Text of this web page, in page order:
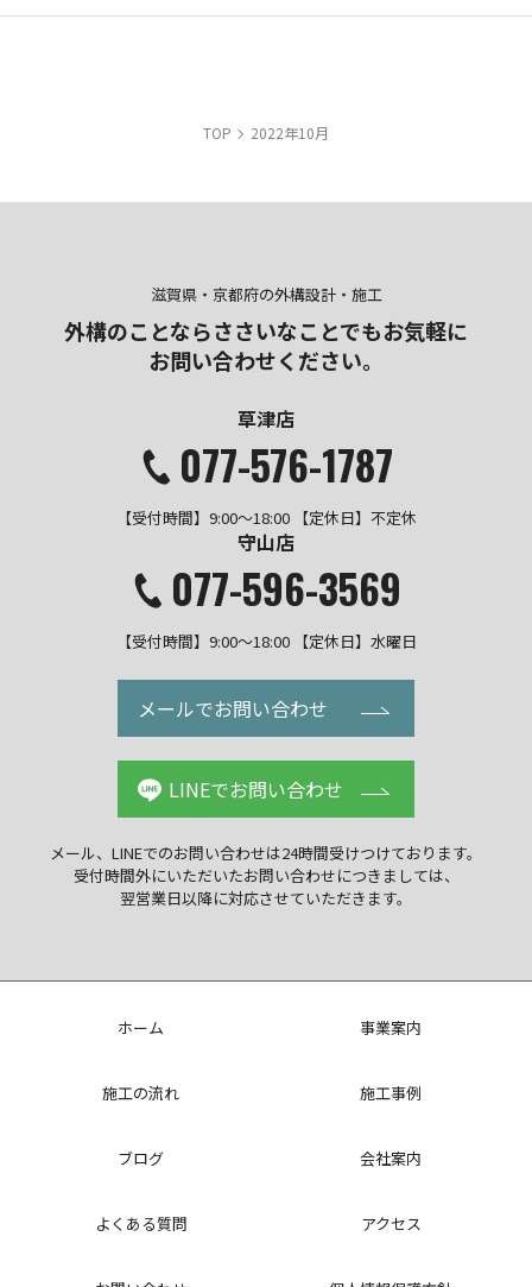
TOP 2022年10月
滋賀県・京都府の外構設計・施工
外構のことならささいなことでもお気軽に
お問い合わせください。
草津店
077-576-1787
【受付時間】9:00～18:00 【定休日】不定休
守山店
077-596-3569
【受付時間】9:00～18:00 【定休日】水曜日
メールでお問い合わせ
LINEでお問い合わせ
メール、LINEでのお問い合わせは24時間受けつけております。
受付時間外にいただいたお問い合わせにつきましては、
翌営業日以降に対応させていただきます。
ホーム 事業案内
施工の流れ 施工事例
ブログ 会社案内
よくある質問 アクセス